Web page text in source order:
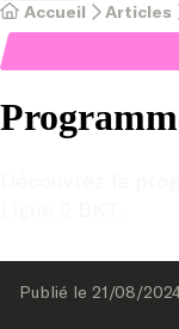
Accueil Articles
Publié le 21/08/